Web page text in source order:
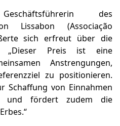
des
Lissabon (Associação
sich erfreut über die
„Dieser Preis ist eine
Anstrengungen,
zu positionieren.
Schaffung von Einnahmen
und fördert zudem die